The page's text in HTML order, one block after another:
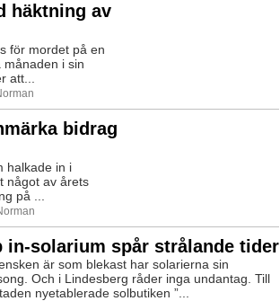
häktning av
för mordet på en
i sin
att...
bidrag
halkade in i
något av årets
på ...
in-solarium spår strålande tider
är som blekast har solarierna sin
Och i Lindesberg råder inga undantag. Till
nyetablerade solbutiken ”...